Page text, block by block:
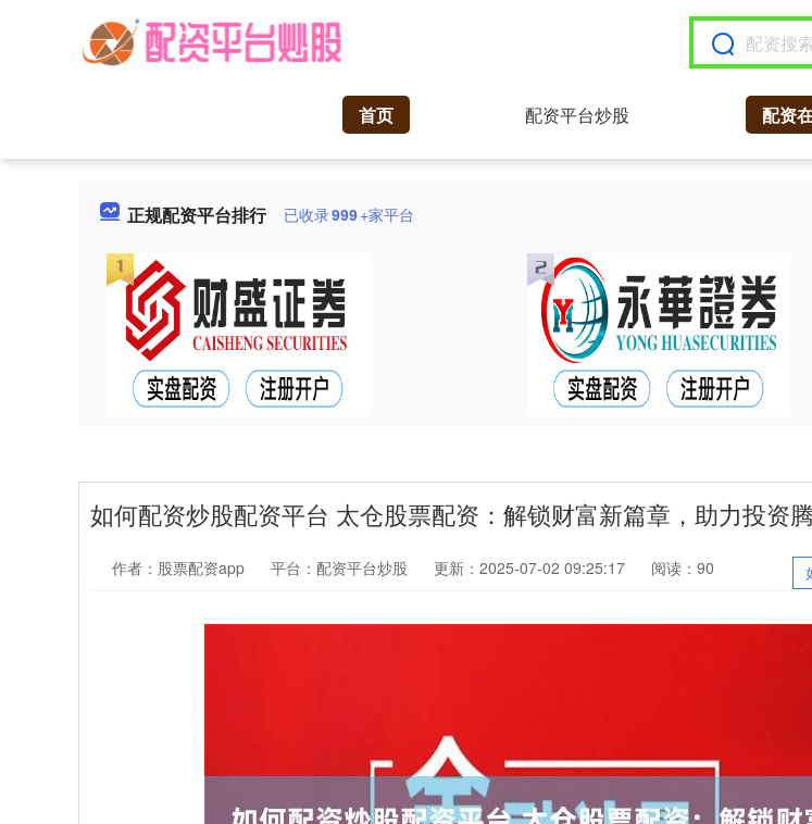
首页 配资平台炒股 配资
正规配资平台排行 已收录999+家平台
如何配资炒股配资平台 太仓股票配资：解锁财富新篇章，助力投资
作者：股票配资app 平台：配资平台炒股 更新：2025-07-02 09:25:17 阅读：90